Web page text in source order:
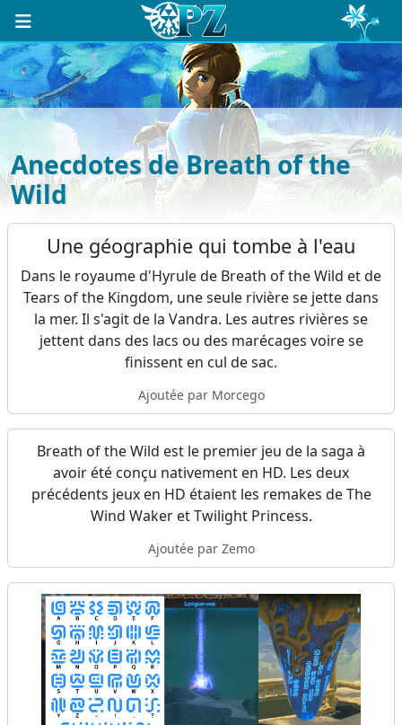
Anecdotes de Breath of the
Wild
Une géographie qui tombe à l'eau
Dans le royaume d'Hyrule de Breath of the Wild et de
Tears of the Kingdom, une seule rivière se jette dans
la mer. Il s'agit de la Vandra. Les autres rivières se
jettent dans des lacs ou des marécages voire se
finissent en cul de sac.
Ajoutée par Morcego
Breath of the Wild est le premier jeu de la saga à
avoir été conçu nativement en HD. Les deux
précédents jeux en HD étaient les remakes de The
Wind Waker et Twilight Princess.
Ajoutée par Zemo